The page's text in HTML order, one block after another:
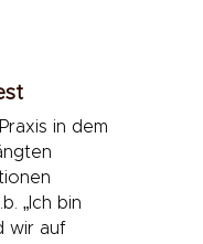
in dem
„Ich bin
wir auf